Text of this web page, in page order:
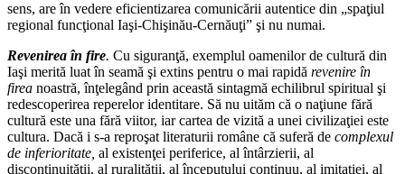
sens, are în vedere eficientizarea comunicării autentice din „spaţiul
regional funcţional Iaşi-Chişinău-Cernăuţi” şi nu numai.
Revenirea în fire. Cu siguranţă, exemplul oamenilor de cultură din
Iaşi merită luat în seamă şi extins pentru o mai rapidă revenire în
firea noastră, înţelegând prin această sintagmă echilibrul spiritual şi
redescoperirea reperelor identitare. Să nu uităm că o naţiune fără
cultură este una fără viitor, iar cartea de vizită a unei civilizaţiei este
cultura. Dacă i s-a reproşat literaturii române că suferă de complexul
de inferioritate, al existenţei periferice, al întârzierii, al
discontinuităţii, al ruralităţii, al începutului continuu, al imitaţiei, al